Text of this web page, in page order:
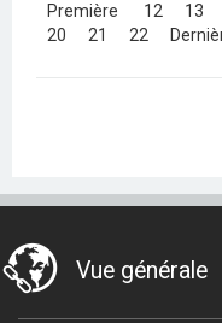
Première 12 13
20 21 22
Vue générale